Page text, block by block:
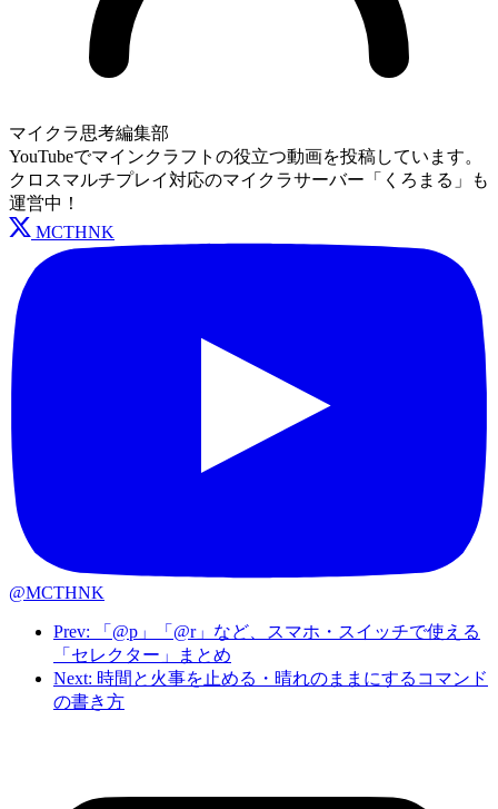
マイクラ思考編集部
YouTubeでマインクラフトの役立つ動画を投稿しています。
クロスマルチプレイ対応のマイクラサーバー「くろまる」も
運営中！
MCTHNK
@MCTHNK
Prev: 「@p」「@r」など、スマホ・スイッチで使える
「セレクター」まとめ
Next: 時間と火事を止める・晴れのままにするコマンド
の書き方